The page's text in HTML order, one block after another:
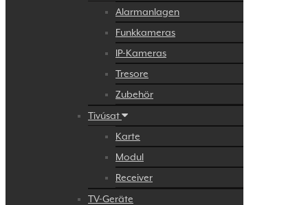
Alarmanlagen
Funkkameras
IP-Kameras
Tresore
Zubehör
Tivúsat
Karte
Modul
Receiver
TV-Geräte